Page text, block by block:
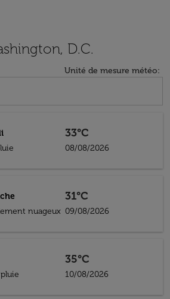
D.C.
Unité de mesure météo:
33°C
08/08/2026
nuageux
31°C
09/08/2026
35°C
10/08/2026